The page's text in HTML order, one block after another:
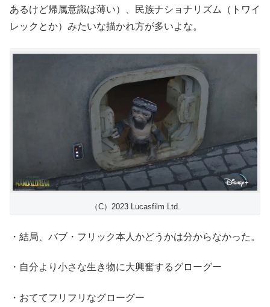
あるけど帰属意識は薄い）、民族ナショナリズム（トワイ
レックとか）みたいな描かれ方が多いよな。
（C）2023 Lucasfilm Ltd.
・結局、バブ・フリック本人かどうかは分からなかった。
・自分より小さな生き物に大興奮するグローグー
・おててフリフリなグローグー